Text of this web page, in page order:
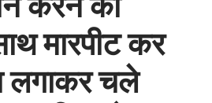
मारपीट कर
लगाकर चले